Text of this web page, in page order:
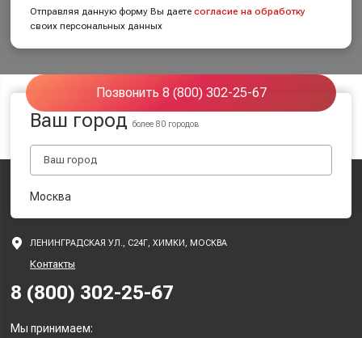
Отправляя данную форму Вы даетесогласие на обработку
своих персональных данных
Позвонить 8 (800) 302-25-67
Ваш городболее 80 городов
Москва
ЛЕНИНГРАДСКАЯ УЛ., С24Г, ХИМКИ, МОСКВА
Контакты
8 (800) 302-25-67
Мы принимаем: